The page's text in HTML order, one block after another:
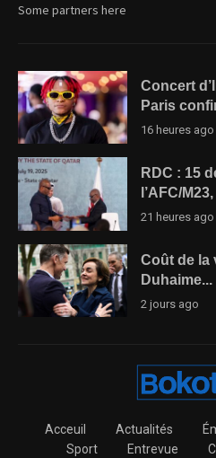
Some partners here
Concert
Paris
16 heures ago
RDC : 15
l’AFC/
21 heures ago
Coût de la
Duhaime...
2 jours ago
Acceuil Actualités
Sport
Entrevue